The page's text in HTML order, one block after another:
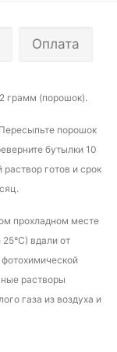
Оплата
грамм (порошок).
порошок
бутылки 10
готов и срок
прохладном месте
вдали от
растворы
газа из воздуха и